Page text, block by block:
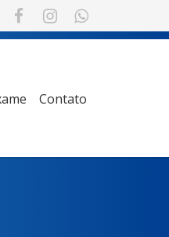
Contato